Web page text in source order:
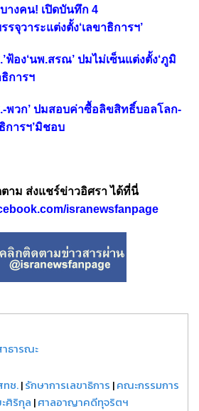
างคน! เปิดบันทึก 4
จุวาระแต่งตั้ง‘เลขาธิการฯ’
ฟ้อง‘นพ.สรณ’ ปมไม่เซ็นแต่งตั้ง‘ภูมิ
การฯ
.-พวก’ ปมสอบค่าซื้อลิขสิทธิ์บอลโลก-
การฯ’มิชอบ
าม ส่งแชร์ข่าวอิศรา ได้ที่นี่
isranewsfanpage
ธารณะ
ทช.|รักษาการเลขาธิการ |คณะกรรมการ
ศิริกุล |ศาลอาญาคดีทุจริตฯ